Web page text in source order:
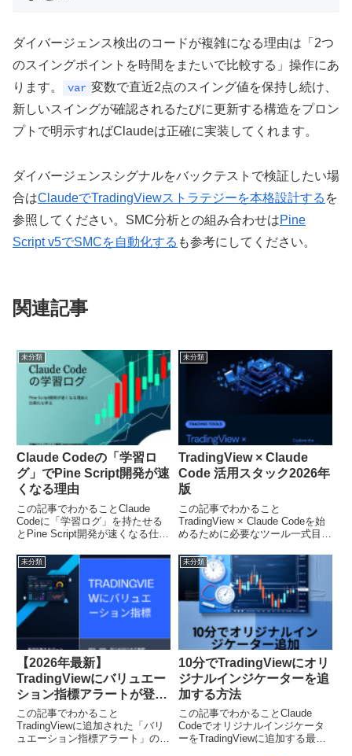
ダイバージェンス検出のコードが複雑になる理由は「2つ
のスイングポイントを時間をまたいで比較する」操作にあ
ります。
var 変数で直近2点のスイング値を保持し続け、
新しいスイングが確認されるたびに更新する構造をプロン
プトで明示すればClaudeは正確に実装してくれます。
ダイバージェンスシグナルをバックテストで検証したい場
合はClaudeでTradingViewストラテジーを本格設計する を
参照してください。SMC分析との組み合わせはPine
Script v5でSMCを自動化する も参考にしてください。
関連記事
未分類
Claude Codeの「学習ロ
グ」でPine Script開発が速
くなる理由
この記事でわかることClaude
Codeに「学習ログ」を持たせる
とPine Script開発が速くなる仕組
具体的な手順で解説学習ログがあ
るとき・ないときでの作業時間の
違いClaude CodeにPine Sc...
未分類
TradingView × Claude
Code 活用スタック2026年
版
この記事でわかること
TradingView × Claude Codeを始
めるために必要なツール一式目的
めの組み合わせ関連記事への入口
として使えるロードマップ
「TradingView × Claude Code...
未分類
【2026年最新】
TradingViewにバリュエー
ション指標アラートが登場
【PER・PBR・配当利回
りを自動監視】
この記事でわかること
TradingViewに追加された「バリ
ュエーション指標アラート」の概
未分類
10分でTradingViewにオリ
ジナルインジケーターを追
加する方法
この記事でわかることClaude
Codeでオリジナルインジケータ
ーをTradingViewに追加する最短